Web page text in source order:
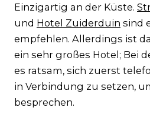
Einzigartig an der Küste.
und Hotel Zuiderduin sind
empfehlen. Allerdings ist
ein sehr großes Hotel; Bei
es ratsam, sich zuerst
in Verbindung zu setzen,
besprechen.